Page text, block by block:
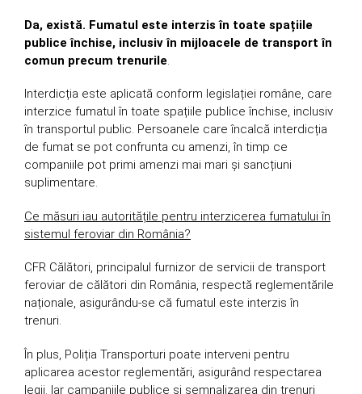
Da, există. Fumatul este interzis în toate spațiile
publice închise, inclusiv în mijloacele de transport în
comun precum trenurile.
Interdicția este aplicată conform legislației române, care
interzice fumatul în toate spațiile publice închise, inclusiv
în transportul public. Persoanele care încalcă interdicția
de fumat se pot confrunta cu amenzi, în timp ce
companiile pot primi amenzi mai mari și sancțiuni
suplimentare.
Ce măsuri iau autoritățile pentru interzicerea fumatului în
sistemul feroviar din România?
CFR Călători, principalul furnizor de servicii de transport
feroviar de călători din România, respectă reglementările
naționale, asigurându-se că fumatul este interzis în
trenuri.
În plus, Poliția Transporturi poate interveni pentru
aplicarea acestor reglementări, asigurând respectarea
legii. Iar campaniile publice și semnalizarea din trenuri